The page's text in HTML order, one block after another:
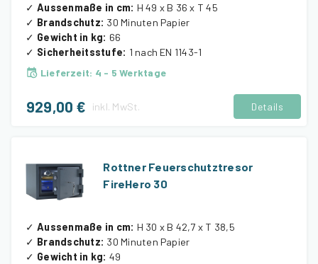
✓ Aussenmaße in cm: H 49 x B 36 x T 45
✓ Brandschutz: 30 Minuten Papier
✓ Gewicht in kg: 66
✓ Sicherheitsstufe: 1 nach EN 1143-1
Lieferzeit: 4 - 5 Werktage
929,00 € inkl. MwSt. Details
Rottner Feuerschutztresor
FireHero 30
✓ Aussenmaße in cm: H 30 x B 42,7 x T 38,5
✓ Brandschutz: 30 Minuten Papier
✓ Gewicht in kg: 49